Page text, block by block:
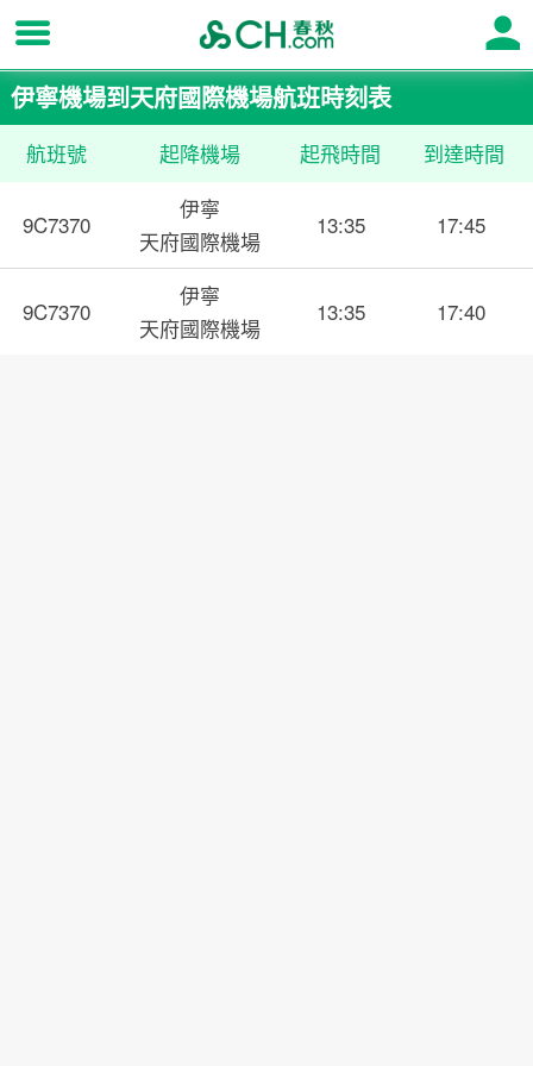
伊寧機場到天府國際機場航班時刻表
航班號 起降機場 起飛時間 到達時間
9C7370
伊寧
天府國際機場
13:35 17:45
9C7370
伊寧
天府國際機場
13:35 17:40